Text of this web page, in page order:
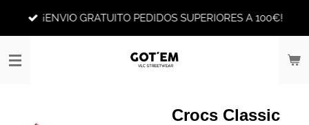
principal
¡ENVIO GRATUITO PEDIDOS SUPERIORES A 100€!
Crocs Classic